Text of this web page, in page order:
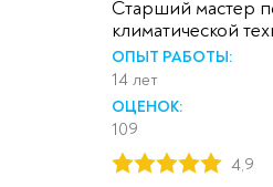
Старший мастер
климатической
ОПЫТ РАБОТЫ:
14 лет
ОЦЕНОК:
109
4,9